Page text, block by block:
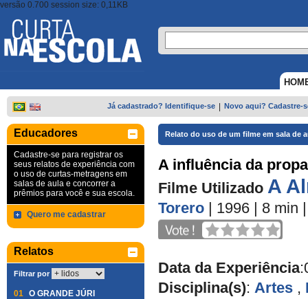
versão 0.700 session size: 0,11KB
Já cadastrado? Identifique-se Novo aqui? Cadastre-
Educadores
Cadastre-se para registrar os
seus relatos de experiência com
o uso de curtas-metragens em
salas de aula e concorrer a
prêmios para você e sua escola.
Quero me cadastrar
Relatos
Filtrar por
01 O GRANDE JÚRI
Relato do uso de um filme em sala de
A influência da
Filme Utilizado A
Torero | 1996 | 8 min
Data da Experiência:
Disciplina(s): Artes ,